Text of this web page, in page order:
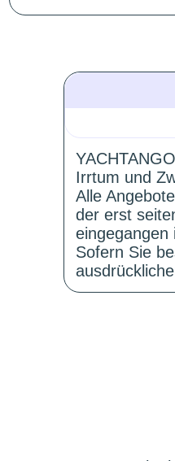
Irrtum und
Alle
der erst
eingegangen
Sofern Sie